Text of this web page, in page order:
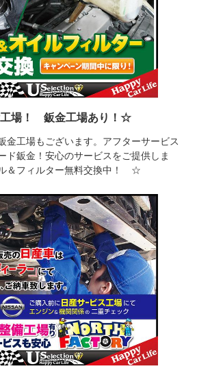
場！ 鈑金工場あり！☆
金工場もございます。アフターサービス
ド鈑金！安心のサービスをご提供しま
＆フィルター無料交換中！ ☆